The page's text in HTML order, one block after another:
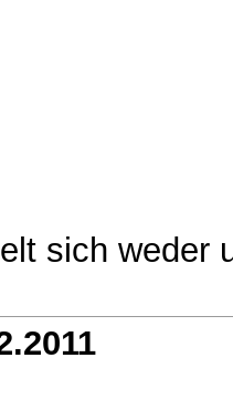
sich weder